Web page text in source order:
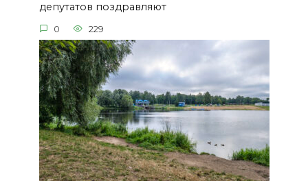
депутатов поздравляют
0 229